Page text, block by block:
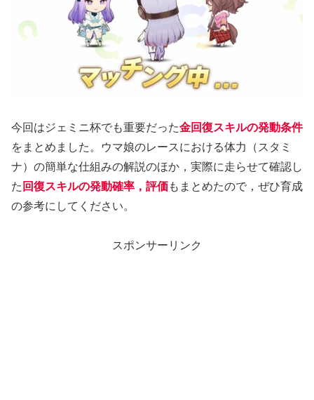
今回はジェミニ杯でも重要だった金回復スキルの発動条件
をまとめました。ウマ娘のレースにおける体力（スタミ
ナ）の簡単な仕組みの解説のほか，実際に走らせて確認し
た 回復スキルの発動確率，評価もまとめたので，ぜひ育成
の参考にしてください。
スポンサーリンク